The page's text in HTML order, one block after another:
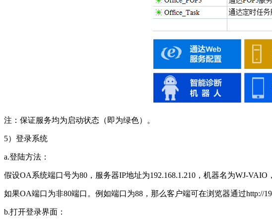
注：保证服务均为启动状态（即为绿色）。
5）登录系统
a.登陆方法：
假设OA系统端口号为80，服务器IP地址为192.168.1.210，机器名为WJ-VAIO
如果OA端口为非80端口。例如端口为88，那么客户端可在浏览器通过http://
b.打开登录界面：